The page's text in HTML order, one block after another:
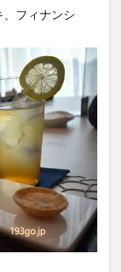
フィナンシ